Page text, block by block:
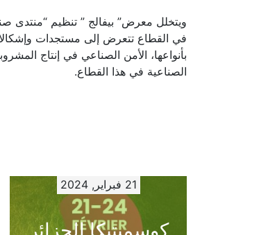
ويتخلل معرض” بيفالج ” تنظيم “منتدى
في القطاع تتعرض إلى مستجدات
بأنواعها، الأمن الصناعي في إنتاج
21 فبراير, 2024